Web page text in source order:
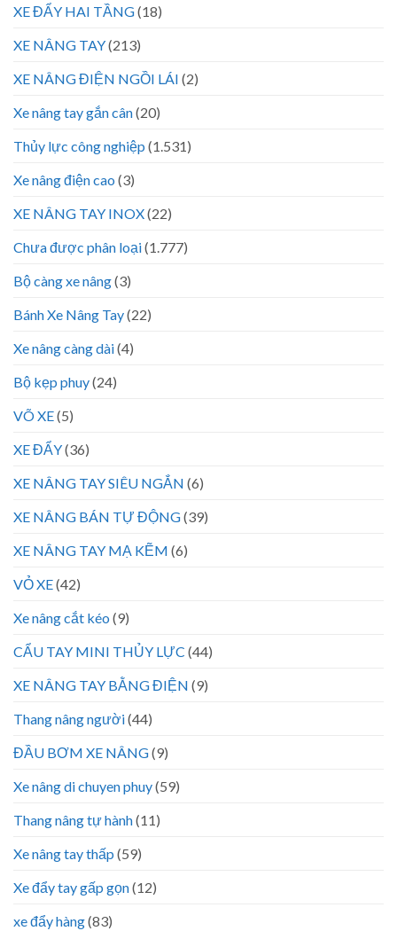
XE ĐẨY HAI TẦNG(18)
XE NÂNG TAY(213)
XE NÂNG ĐIỆN NGỒI LÁI (2)
Xe nâng tay gắn cân(20)
Thủy lực công nghiệp (1.531)
Xe nâng điện cao (3)
XE NÂNG TAY INOX(22)
Chưa được phân loại(1.777)
Bộ càng xe nâng(3)
Bánh Xe Nâng Tay(22)
Xe nâng càng dài(4)
Bộ kẹp phuy(24)
VÕ XE(5)
XE ĐẨY(36)
XE NÂNG TAY SIÊU NGẮN (6)
XE NÂNG BÁN TỰ ĐỘNG(39)
XE NÂNG TAY MẠ KẼM (6)
VỎ XE(42)
Xe nâng cắt kéo (9)
CẨU TAY MINI THỦY LỰC (44)
XE NÂNG TAY BẰNG ĐIỆN (9)
Thang nâng người(44)
ĐẦU BƠM XE NÂNG(9)
Xe nâng di chuyen phuy(59)
Thang nâng tự hành(11)
Xe nâng tay thấp (59)
Xe đẩy tay gấp gọn(12)
xe đẩy hàng(83)